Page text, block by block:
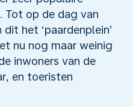
Tot op de dag van
het ‘paardenplein’
nu nog maar weinig
inwoners van de
en toeristen